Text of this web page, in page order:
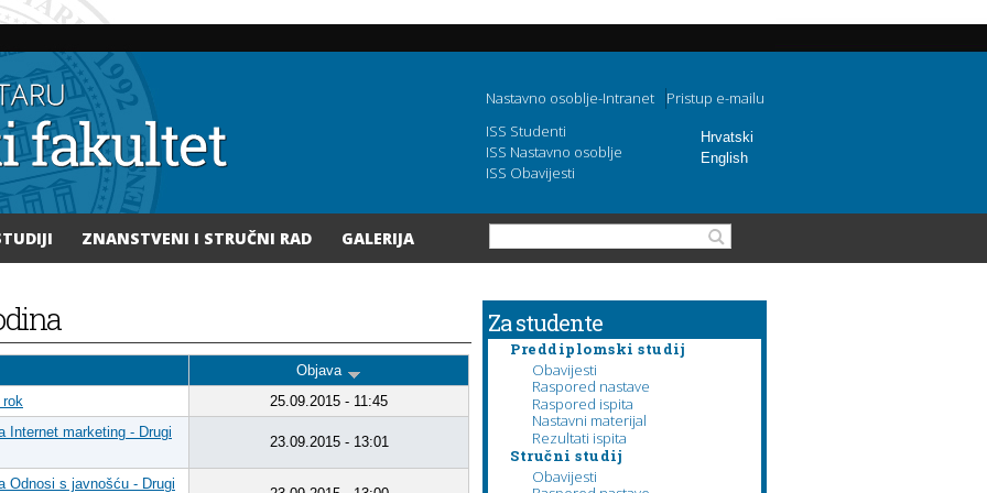
glavni
Hrvatski
English
Nastavno osoblje-Intranet
Pristup e-mailu
ISS Studenti
ISS Nastavno osoblje
ISS Obavijesti
ZNANSTVENI I STRUČNI RAD GALERIJA Obrazac pretraživanja
Objava
rok
25.09.2015 - 11:45
Internet marketing - Drugi
23.09.2015 - 13:01
Odnosi s javnošću - Drugi
Za studente
Preddiplomski studij
Obavijesti
Raspored nastave
Raspored ispita
Nastavni materijal
Rezultati ispita
Stručni studij
Obavijesti